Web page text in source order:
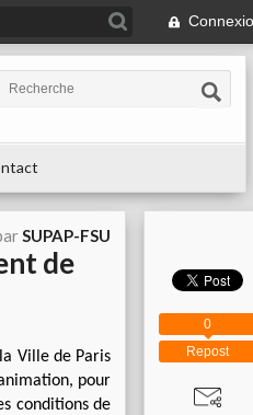
SUPAP-FSU
de
Ville de Paris
pour
conditions de
Repost
0